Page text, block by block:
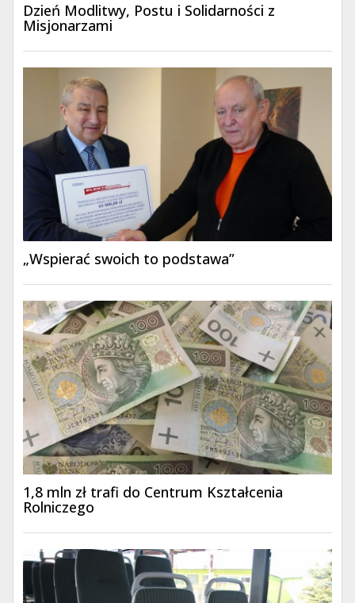
Dzień Modlitwy, Postu i Solidarności z
Misjonarzami
„Wspierać swoich to podstawa”
1,8 mln zł trafi do Centrum Kształcenia
Rolniczego